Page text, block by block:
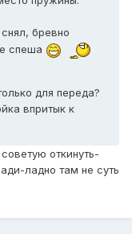
бревно
спеша
для переда?
впритык к
откинуть-
ладно там не суть